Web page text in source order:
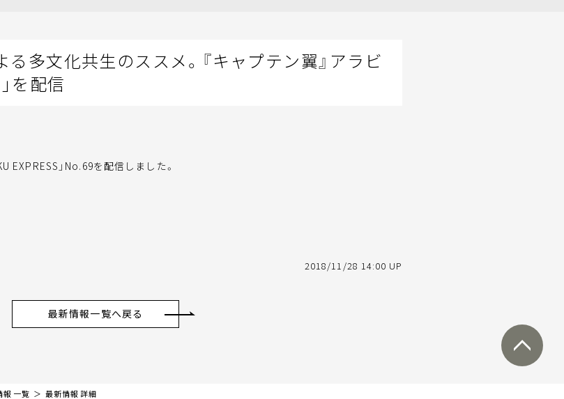
る多文化共生のススメ。『キャプテン翼』アラビ
を配信
EXPRESS」No.69を配信しました。
2018/11/28 14:00 UP
最新情報一覧へ戻る
報 一覧 最新情報 詳細